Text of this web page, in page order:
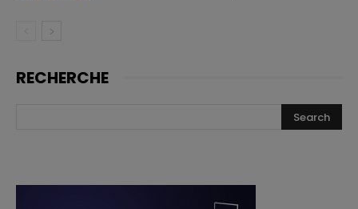
RECHERCHE